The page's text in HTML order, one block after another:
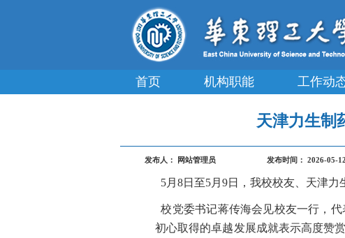
首页 机构职能 工作动
天津力生制
发布人： 网站管理员 发布时间： 2026-05-12
5月8日至5月9日，我校校友、天津力
校党委书记蒋传海会见校友一行，
初心取得的卓越发展成就表示高度赞